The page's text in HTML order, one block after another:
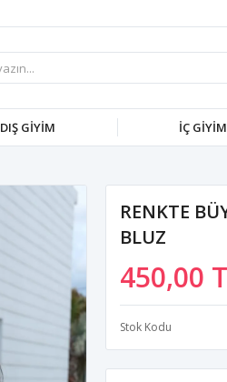
DIŞ GİYİM İÇ GİYİM
RENKTE
BLUZ
450,00
Stok Kodu